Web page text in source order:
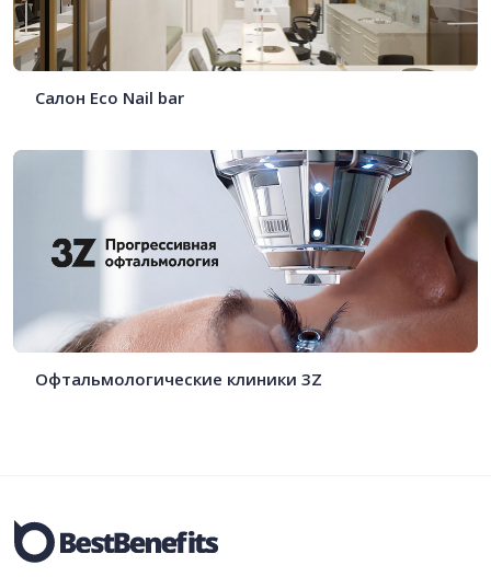
Салон Eco Nail bar
Офтальмологические клиники 3Z